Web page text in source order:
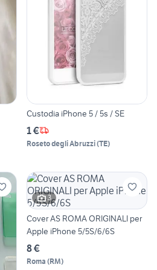
Custodia iPhone 5 / 5s / SE
1 €
Roseto degli Abruzzi(TE)
3
Cover AS ROMA ORIGINALI per
Apple iPhone 5/5S/6/6S
8 €
Roma (RM)